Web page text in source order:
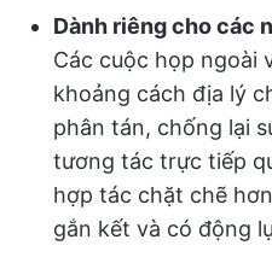
Dành riêng cho các
Các cuộc họp ngoài
khoảng cách địa lý
phân tán, chống lại
tương tác trực tiếp
hợp tác chặt chẽ
gắn kết và có động